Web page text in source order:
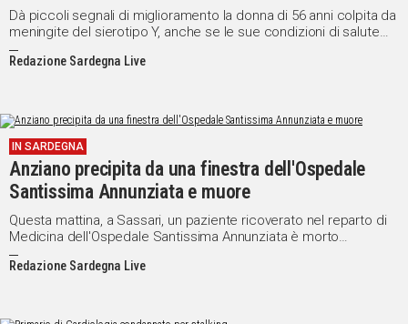
Dà piccoli segnali di miglioramento la donna di 56 anni colpita da
meningite del sierotipo Y, anche se le sue condizioni di salute
restano molto gravi.
Redazione Sardegna Live
IN SARDEGNA
Anziano precipita da una finestra dell'Ospedale
Santissima Annunziata e muore
Questa mattina, a Sassari, un paziente ricoverato nel reparto di
Medicina dell'Ospedale Santissima Annunziata è morto
precipitando da una finestra del primo piano.
Redazione Sardegna Live